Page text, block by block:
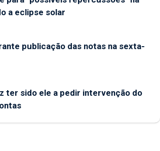
a eclipse solar
publicação das notas na sexta-
ter sido ele a pedir intervenção do